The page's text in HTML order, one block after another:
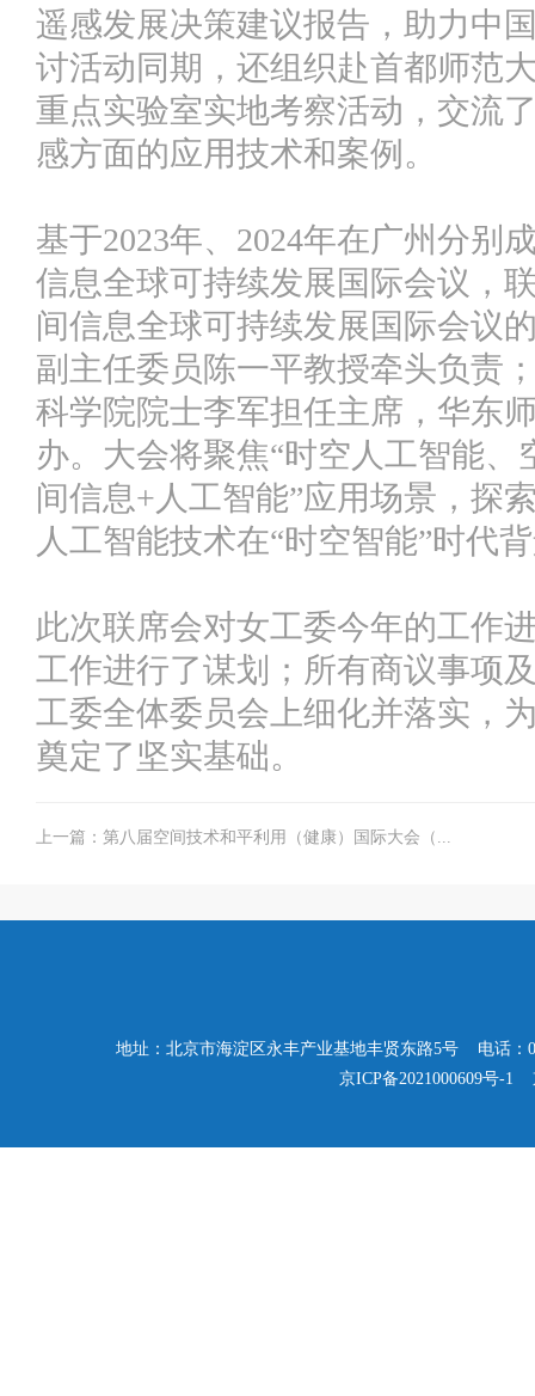
遥感发展决策建议报告，助力中
讨活动同期，还组织赴首都师范
重点实验室实地考察活动，交流
感方面的应用技术和案例。
基于2023年、2024年在广州分别
信息全球可持续发展国际会议，
间信息全球可持续发展国际会议
副主任委员陈一平教授牵头负责
科学院院士李军担任主席，华东
办。大会将聚焦“时空人工智能、
间信息+人工智能”应用场景，探
人工智能技术在“时空智能”时代
此次联席会对女工委今年的工作
工作进行了谋划；所有商议事项
工委全体委员会上细化并落实，
奠定了坚实基础。
上一篇：第八届空间技术和平利用（健康）国际大会（...
地址：北京市海淀区永丰产业基地丰贤东路5号 电话：
京ICP备2021000609号-1